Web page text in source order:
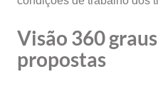
Visão 360
propostas